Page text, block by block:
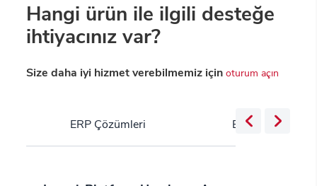
Hangi ürün ile ilgili desteğe
ihtiyacınız var?
Size daha iyi hizmet verebilmemiz içinoturum açın
ERP Çözümleri Bulut Servisleri